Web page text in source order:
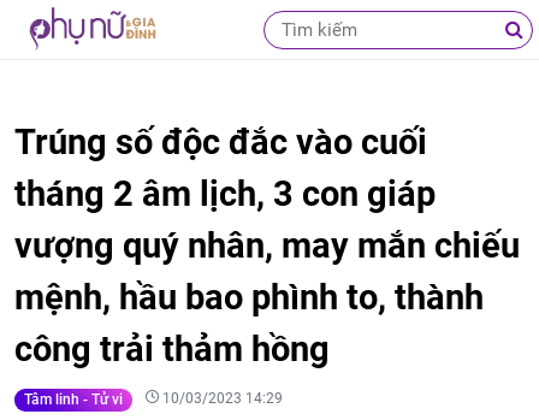
Trúng số độc đắc vào cuối
tháng 2 âm lịch, 3 con giáp
vượng quý nhân, may mắn chiếu
mệnh, hầu bao phình to, thành
công trải thảm hồng
Tâm linh - Tử vi 10/03/2023 14:29